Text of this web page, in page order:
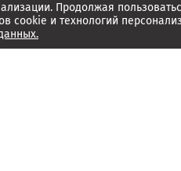
Продолжая
cookie и технологий